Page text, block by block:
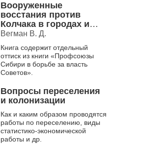
Вооруженные
восстания против
Колчака в городах и
рабочих районах
Сибири
Вегман В. Д.
Книга содержит отдельный
оттиск из книги «Профсоюзы
Сибири в борьбе за власть
Советов».
Вопросы переселения
и колонизации
Как и каким образом проводятся
работы по переселению, виды
статистико-экономической
работы и др.